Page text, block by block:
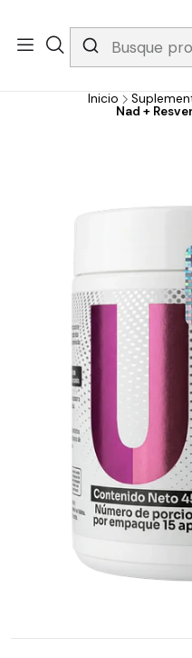
Whatsapp 3229079958/ Fijo
gratis apartir de 199.000!
Inicio
Nad +